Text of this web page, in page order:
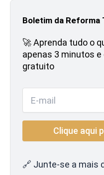
Boletim da Reforma
🚀 Aprenda tudo o
apenas 3 minutos
gratuito
🔗 Junte-se a mais